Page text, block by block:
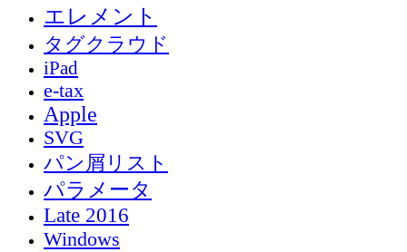
エレメント
タグクラウド
iPad
e-tax
Apple
SVG
パン屑リスト
パラメータ
Late 2016
Windows